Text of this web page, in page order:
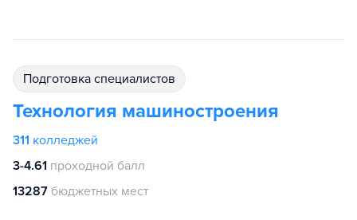
подготовка специалистов
Технология машиностроения
311 колледжей
3-4.61 проходной балл
13287 бюджетных мест